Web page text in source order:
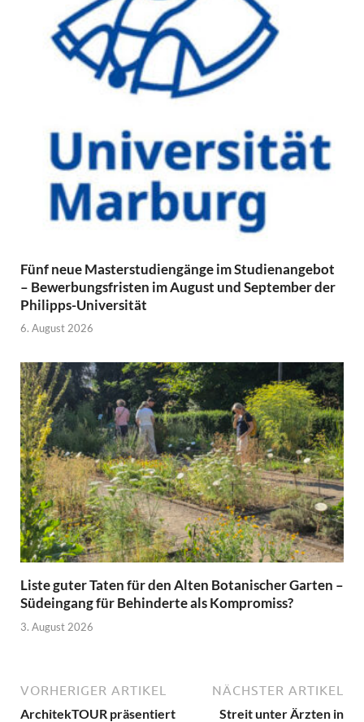
Fünf neue Masterstudiengänge im Studienangebot
– Bewerbungsfristen im August und September der
Philipps-Universität
6. August 2026
Liste guter Taten für den Alten Botanischer Garten –
Südeingang für Behinderte als Kompromiss?
3. August 2026
VORHERIGER ARTIKEL
ArchitekTOUR präsentiert
NÄCHSTER ARTIKEL
Streit unter Ärzten in